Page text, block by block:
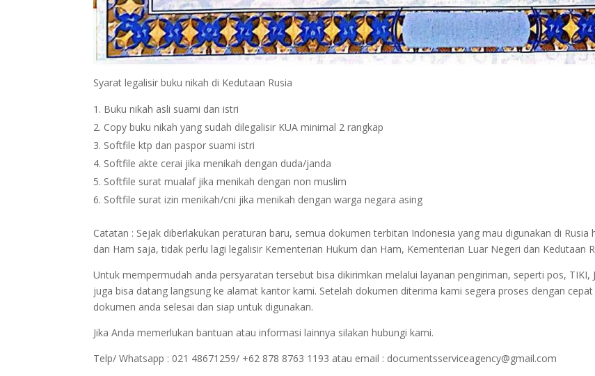
Syarat legalisir buku nikah di Kedutaan Rusia
Buku nikah asli suami dan istri
Copy buku nikah yang sudah dilegalisir KUA minimal 2 rangkap
Softfile ktp dan paspor suami istri
Softfile akte cerai jika menikah dengan duda/janda
Softfile surat mualaf jika menikah dengan non muslim
Softfile surat izin menikah/cni jika menikah dengan warga negara asing
Catatan : Sejak diberlakukan peraturan baru, semua dokumen terbitan Indonesia yang mau digunakan di
dan Ham saja, tidak perlu lagi legalisir Kementerian Hukum dan Ham, Kementerian Luar Negeri dan Kedutaan
Untuk mempermudah anda persyaratan tersebut bisa dikirimkan melalui layanan pengiriman, seperti pos, TIKI,
juga bisa datang langsung ke alamat kantor kami. Setelah dokumen diterima kami segera proses dengan
dokumen anda selesai dan siap untuk digunakan.
Jika Anda memerlukan bantuan atau informasi lainnya silakan hubungi kami.
Telp/ Whatsapp : 021 48671259/ +62 878 8763 1193 atau email : documentsserviceagency@gmail.com